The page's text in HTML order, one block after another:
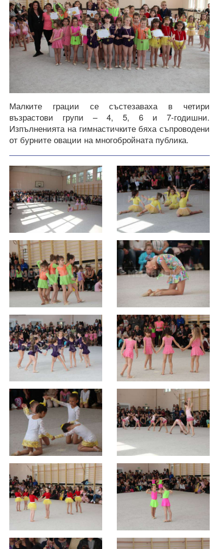
Малките грации се състезаваха в четири
възрастови групи – 4, 5, 6 и 7-годишни.
Изпълненията на гимнастичките бяха съпроводени
от бурните овации на многобройната публика.